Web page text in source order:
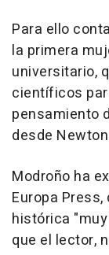
Para ello
la primera
universitario,
científicos
pensamiento
desde
Modroño ha
Europa
histórica
que el lector,